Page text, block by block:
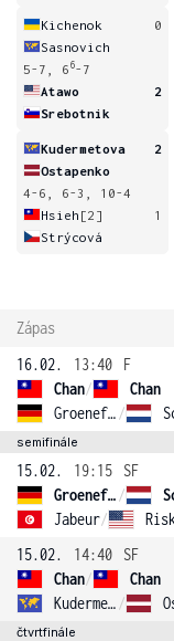
Kichenok
0
Sasnovich
5-7, 6 6-7
Atawo
2
Srebotnik
Kudermetova
2
Ostapenko
4-6, 6-3, 10-4
Hsieh [2]
1
Strýcová
Zápas
16.02.
13:40
F
Chan/
Chan
Groenefeld /
semifinále
15.02. 19:15
SF
Groenefeld /
Jabeur/
15.02.
14:40
SF
Chan/
Chan
Kudermetova /
čtvrtfinále